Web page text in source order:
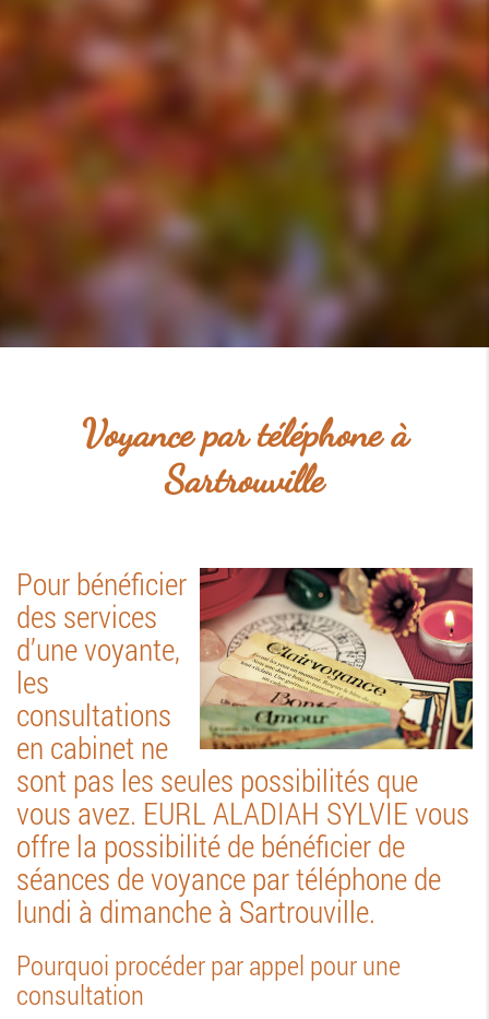
Voyance par téléphone à
Sartrouville
Pour bénéficier
des services
d’une voyante,
les
consultations
en cabinet ne
sont pas les seules possibilités que
vous avez. EURL ALADIAH SYLVIE vous
offre la possibilité de bénéficier de
séances de voyance par téléphone de
lundi à dimanche à Sartrouville.
Pourquoi procéder par appel pour une
consultation